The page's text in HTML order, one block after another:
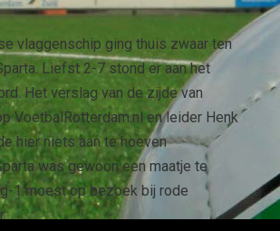
vlaggenschip ging thuis zwaar ten
Liefst 2-7 stond er aan het
Het verslag van de zijde van
VoetbalRotterdam.nl en leider Henk
hier niets aan te hoeven
was gewoon een maatje te
1 moest op bezoek bij rode